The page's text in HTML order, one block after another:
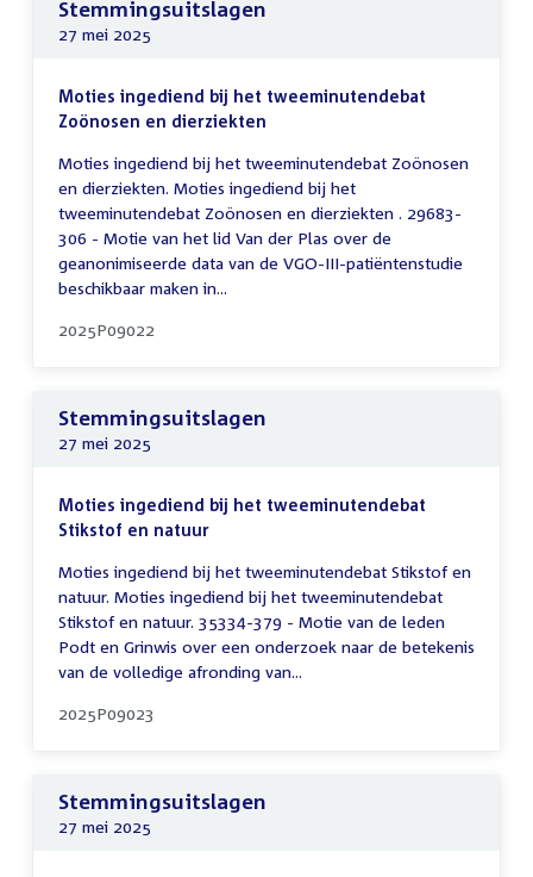
Stemmingsuitslagen
27 mei 2025
Moties ingediend bij het tweeminutendebat
Zoönosen en dierziekten
Moties ingediend bij het tweeminutendebat Zoönosen
en dierziekten. Moties ingediend bij het
tweeminutendebat Zoönosen en dierziekten . 29683-
306 - Motie van het lid Van der Plas over de
geanonimiseerde data van de VGO-III-patiëntenstudie
beschikbaar maken in...
2025P09022
Stemmingsuitslagen
27 mei 2025
Moties ingediend bij het tweeminutendebat
Stikstof en natuur
Moties ingediend bij het tweeminutendebat Stikstof en
natuur. Moties ingediend bij het tweeminutendebat
Stikstof en natuur. 35334-379 - Motie van de leden
Podt en Grinwis over een onderzoek naar de betekenis
van de volledige afronding van...
2025P09023
Stemmingsuitslagen
27 mei 2025